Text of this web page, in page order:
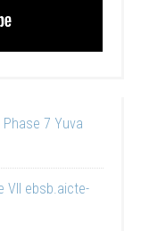
7 Yuva
VII ebsb.aicte-